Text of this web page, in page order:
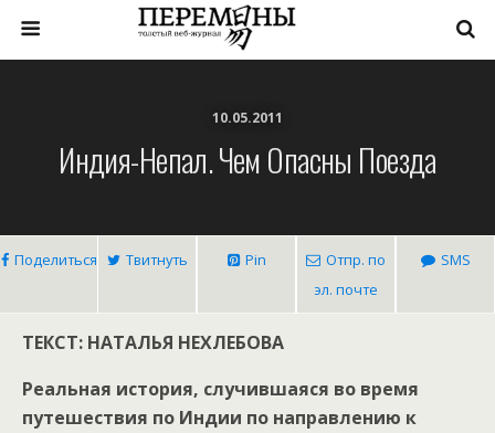
10.05.2011
Индия-Непал. Чем Опасны Поезда
Поделиться Твитнуть Pin
Отпр. по
эл. почте
SMS
ТЕКСТ: НАТАЛЬЯ НЕХЛЕБОВА
Реальная история, случившаяся во время
путешествия по Индии по направлению к